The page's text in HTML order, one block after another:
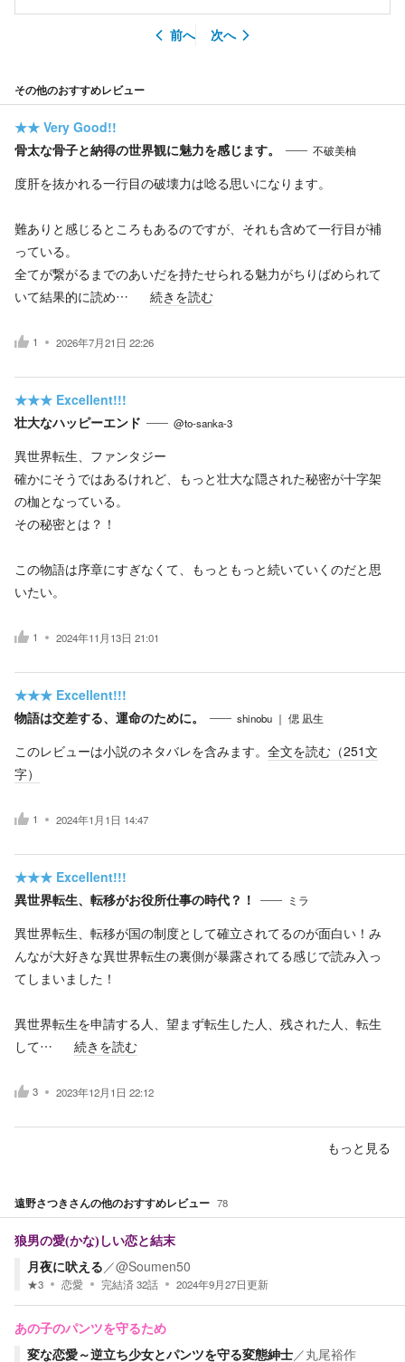
前へ 次へ
その他のおすすめレビュー
★★ Very Good!!
骨太な骨子と納得の世界観に魅力を感じます。
不破美柚
度肝を抜かれる一行目の破壊力は唸る思いになります。
難ありと感じるところもあるのですが、それも含めて一行目が補
っている。
全てが繋がるまでのあいだを持たせられる魅力がちりばめられて
いて結果的に読め…
続きを読む
1 2026年7月21日 22:26
★★★ Excellent!!!
壮大なハッピーエンド
@to-sanka-3
異世界転生、ファンタジー
確かにそうではあるけれど、もっと壮大な隠された秘密が十字架
の枷となっている。
その秘密とは？！
この物語は序章にすぎなくて、もっともっと続いていくのだと思
いたい。
1 2024年11月13日 21:01
★★★ Excellent!!!
物語は交差する、運命のために。
shinobu ｜ 偲 凪生
このレビューは小説のネタバレを含みます。 全文を読む（251文
字）
1 2024年1月1日 14:47
★★★ Excellent!!!
異世界転生、転移がお役所仕事の時代？！
ミラ
異世界転生、転移が国の制度として確立されてるのが面白い！み
んなが大好きな異世界転生の裏側が暴露されてる感じで読み入っ
てしまいました！
異世界転生を申請する人、望まず転生した人、残された人、転生
して…
続きを読む
3 2023年12月1日 22:12
もっと見る
遠野さつきさんの他のおすすめレビュー 78
狼男の愛(かな)しい恋と結末
月夜に吠える ／@Soumen50
★3 恋愛 完結済32話 2024年9月27日更新
あの子のパンツを守るため
変な恋愛～逆立ち少女とパンツを守る変態紳士／丸尾裕作